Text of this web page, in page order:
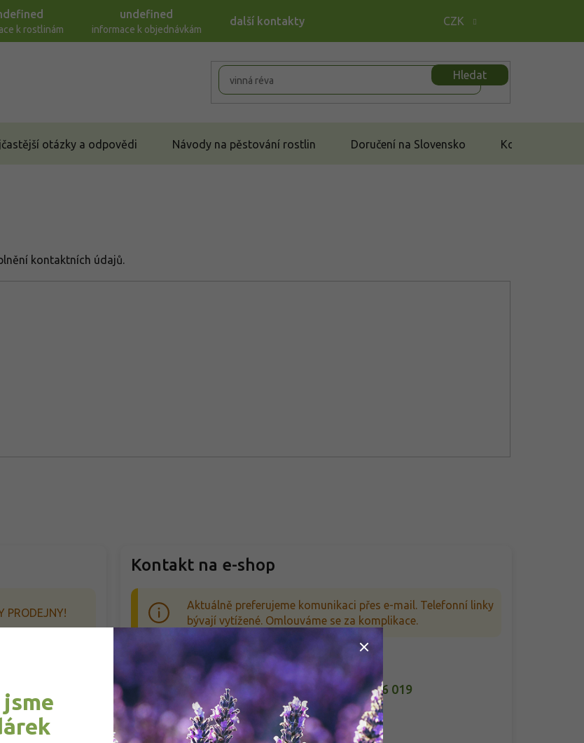
CZK
k rostlinám
undefined
informace k objednávkám
další kontakty
Hledat
otázky a odpovědi Návody na pěstování rostlin Doručení na Slovensko Kontakt
kontaktních údajů.
PRODEJNY!
Kontakt na e-shop
Aktuálně preferujeme komunikaci přes e-mail. Telefonní linky
bývají vytížené. Omlouváme se za komplikace.
Informace k objednávkám
objednavky@zahradnictvi-
spomysl.cz
odpovíme nejpozději do 24 hodin
216 216 019